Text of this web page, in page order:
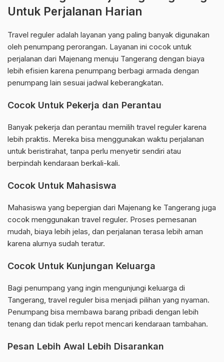
Untuk Perjalanan Harian
Travel reguler adalah layanan yang paling banyak digunakan
oleh penumpang perorangan. Layanan ini cocok untuk
perjalanan dari Majenang menuju Tangerang dengan biaya
lebih efisien karena penumpang berbagi armada dengan
penumpang lain sesuai jadwal keberangkatan.
Cocok Untuk Pekerja dan Perantau
Banyak pekerja dan perantau memilih travel reguler karena
lebih praktis. Mereka bisa menggunakan waktu perjalanan
untuk beristirahat, tanpa perlu menyetir sendiri atau
berpindah kendaraan berkali-kali.
Cocok Untuk Mahasiswa
Mahasiswa yang bepergian dari Majenang ke Tangerang juga
cocok menggunakan travel reguler. Proses pemesanan
mudah, biaya lebih jelas, dan perjalanan terasa lebih aman
karena alurnya sudah teratur.
Cocok Untuk Kunjungan Keluarga
Bagi penumpang yang ingin mengunjungi keluarga di
Tangerang, travel reguler bisa menjadi pilihan yang nyaman.
Penumpang bisa membawa barang pribadi dengan lebih
tenang dan tidak perlu repot mencari kendaraan tambahan.
Pesan Lebih Awal Lebih Disarankan